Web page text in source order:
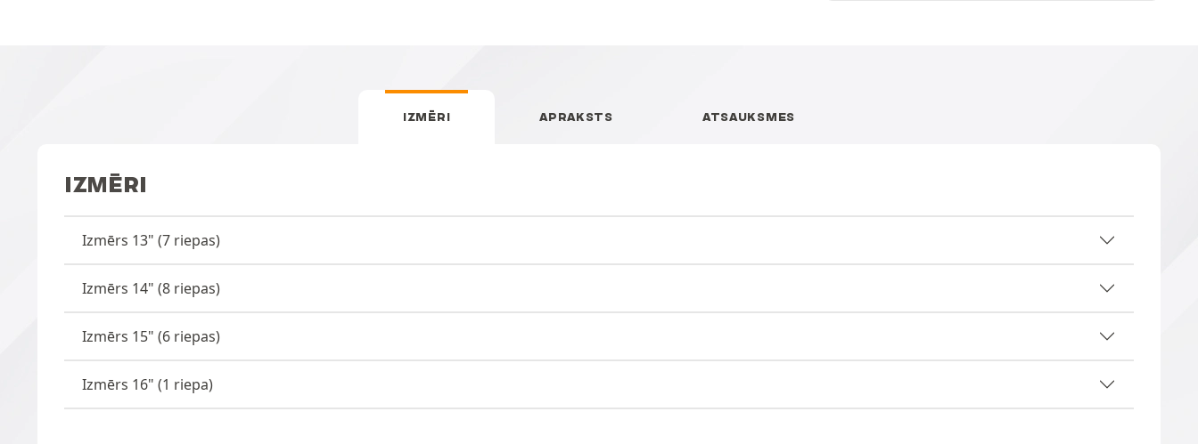
IZMĒRI APRAKSTS ATSAUKSMES
IZMĒRI
Izmērs 13" (7 riepas)
Izmērs 14" (8 riepas)
Izmērs 15" (6 riepas)
Izmērs 16" (1 riepa)